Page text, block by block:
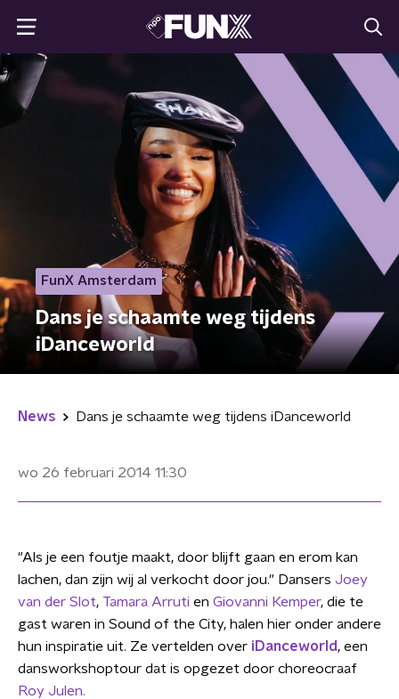
FunX Amsterdam
Dans je schaamte weg tijdens
iDanceworld
News Dans je schaamte weg tijdens iDanceworld
wo 26 februari 2014 11:30
"Als je een foutje maakt, door blijft gaan en erom kan
lachen, dan zijn wij al verkocht door jou." Dansers Joey
van der Slot, Tamara Arruti en Giovanni Kemper, die te
gast waren in Sound of the City, halen hier onder andere
hun inspiratie uit. Ze vertelden over iDanceworld, een
dansworkshoptour dat is opgezet door choreocraaf
Roy Julen.